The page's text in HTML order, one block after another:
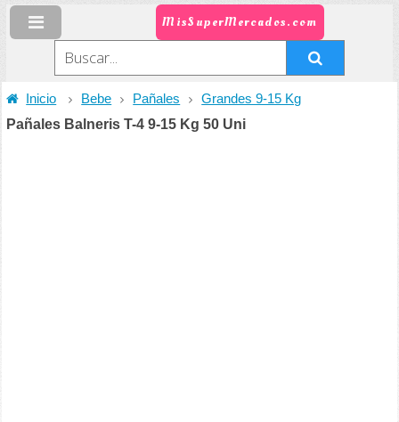
MisSuperMercados.com
Inicio Bebe Pañales Grandes 9-15 Kg
Pañales Balneris T-4 9-15 Kg 50 Uni